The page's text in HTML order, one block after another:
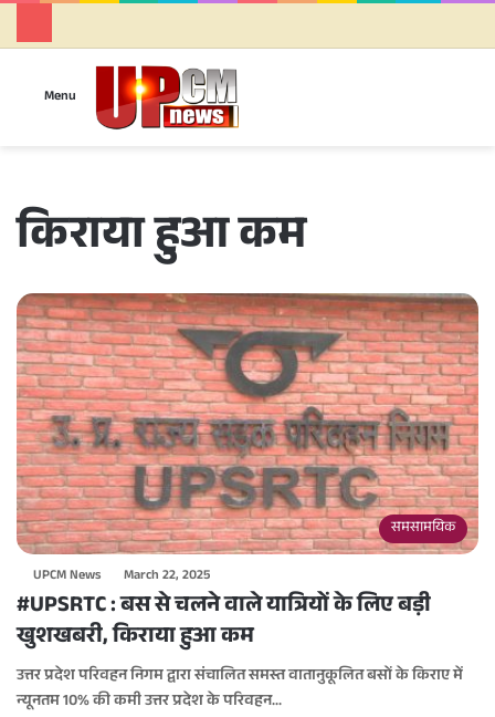
Menu
किराया हुआ कम
समसामयिक
UPCM News March 22, 2025
#UPSRTC : बस से चलने वाले यात्रियों के लिए बड़ी
खुशखबरी, किराया हुआ कम
उत्तर प्रदेश परिवहन निगम द्वारा संचालित समस्त वातानुकूलित बसों के किराए में
न्यूनतम 10% की कमी उत्तर प्रदेश के परिवहन…